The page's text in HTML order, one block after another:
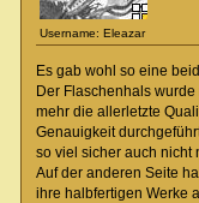
Username: Eleazar
Es gab wohl so eine
Der Flaschenhals
mehr die allerletzte
Genauigkeit
so viel sicher auch nicht
Auf der anderen Seite
ihre halbfertigen Werke